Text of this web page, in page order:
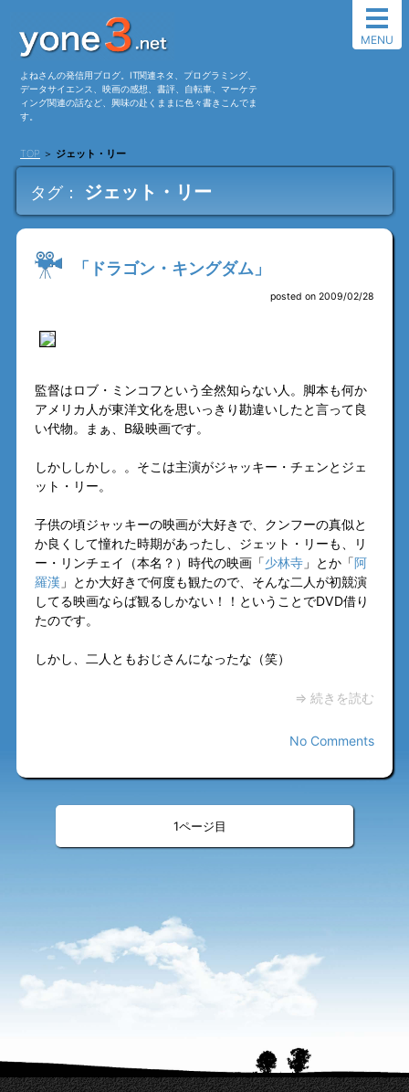
よねさんの発信用ブログ。IT関連ネタ、プログラミング、
データサイエンス、映画の感想、書評、自転車、マーケテ
ィング関連の話など、興味の赴くままに色々書きこんでま
す。
TOP ＞ ジェット・リー
MENU
タグ： ジェット・リー
「ドラゴン・キングダム」
posted on 2009/02/28
監督はロブ・ミンコフという全然知らない人。脚本も何か
アメリカ人が東洋文化を思いっきり勘違いしたと言って良
い代物。まぁ、B級映画です。
しかししかし。。そこは主演がジャッキー・チェンとジェ
ット・リー。
子供の頃ジャッキーの映画が大好きで、クンフーの真似と
か良くして憧れた時期があったし、ジェット・リーも、リ
ー・リンチェイ（本名？）時代の映画「少林寺」とか「阿
羅漢 」とか大好きで何度も観たので、そんな二人が初競演
してる映画ならば観るしかない！！ということでDVD借り
たのです。
しかし、二人ともおじさんになったな（笑）
⇒ 続きを読む
No Comments
1